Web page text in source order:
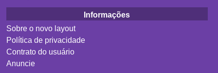
Informações
Sobre o novo layout
Política de privacidade
Contrato do usuário
Anuncie